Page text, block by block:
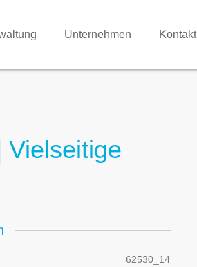
Unternehmen Kontakt
Vielseitige
62530_14